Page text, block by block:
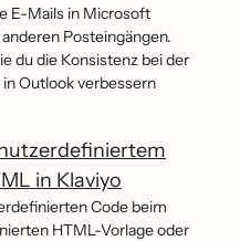
E-Mails in Microsoft
Posteingängen.
du die Konsistenz bei der
Outlook verbessern
in Klaviyo
Code beim
HTML-Vorlage oder